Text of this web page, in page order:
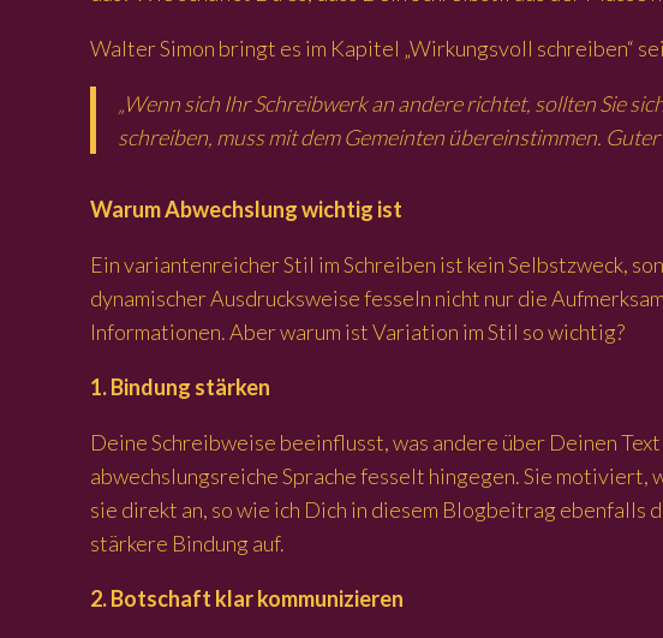
Walter Simon bringt es im Kapitel „Wirkungsvoll schreiben“
„Wenn sich Ihr Schreibwerk an andere richtet, sollten Sie
schreiben, muss mit dem Gemeinten übereinstimmen.
Warum Abwechslung wichtig ist
Ein variantenreicher Stil im Schreiben ist kein Selbstzweck,
dynamischer Ausdrucksweise fesseln nicht nur die
Informationen. Aber warum ist Variation im Stil so wichtig?
1. Bindung stärken
Deine Schreibweise beeinflusst, was andere über Deinen
abwechslungsreiche Sprache fesselt hingegen. Sie
sie direkt an, so wie ich Dich in diesem Blogbeitrag ebenfalls
stärkere Bindung auf.
2. Botschaft klar kommunizieren